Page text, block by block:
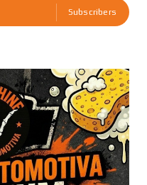
Subscribers